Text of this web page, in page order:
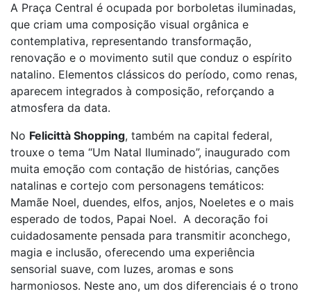
A Praça Central é ocupada por borboletas iluminadas,
que criam uma composição visual orgânica e
contemplativa, representando transformação,
renovação e o movimento sutil que conduz o espírito
natalino. Elementos clássicos do período, como renas,
aparecem integrados à composição, reforçando a
atmosfera da data.
No Felicittà Shopping, também na capital federal,
trouxe o tema “Um Natal Iluminado”, inaugurado com
muita emoção com contação de histórias, canções
natalinas e cortejo com personagens temáticos:
Mamãe Noel, duendes, elfos, anjos, Noeletes e o mais
esperado de todos, Papai Noel. A decoração foi
cuidadosamente pensada para transmitir aconchego,
magia e inclusão, oferecendo uma experiência
sensorial suave, com luzes, aromas e sons
harmoniosos. Neste ano, um dos diferenciais é o trono